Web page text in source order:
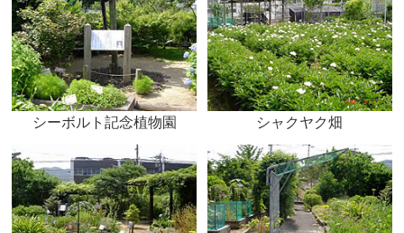
シーボルト記念植物園 シャクヤク畑